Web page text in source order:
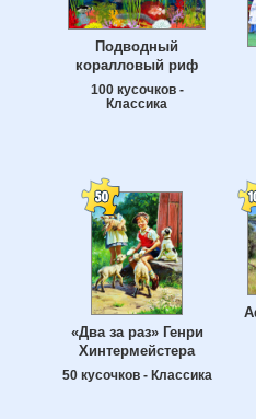
Подводный
коралловый риф
100 кусочков -
Классика
«Два за раз» Генри
Хинтермейстера
50 кусочков - Классика